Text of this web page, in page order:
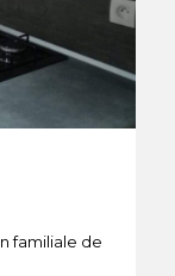
familiale de